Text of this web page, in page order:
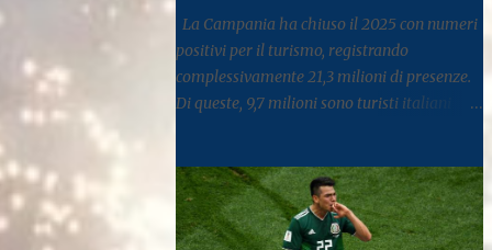
La Campania ha chiuso il 2025 con numeri
positivi per il turismo, registrando
complessivamente 21,3 milioni di presenze.
Di queste, 9,7 milioni sono turisti italiani
3,3%, segnale di un settore che continua a
rafforzarsi e ad attirare visitatori da tutto il
mondo. I dati arrivano dal report dell’Istat